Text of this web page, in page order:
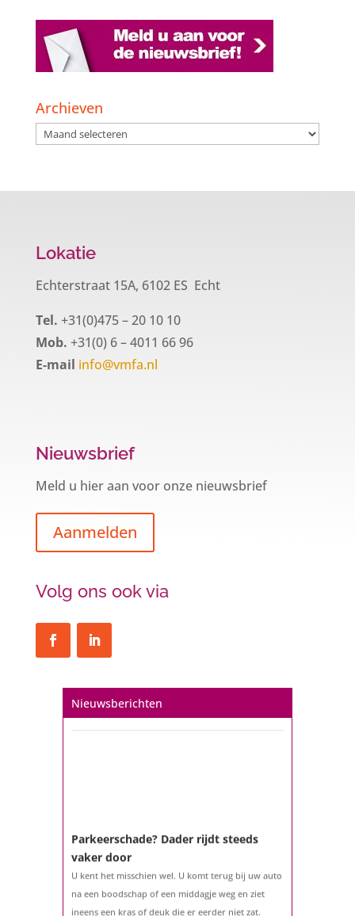
Archieven
Archieven
Lokatie
Echterstraat 15A, 6102 ES Echt
Tel. +31(0)475 – 20 10 10
Mob. +31(0) 6 – 4011 66 96
E-mail info@vmfa.nl
Nieuwsbrief
Meld u hier aan voor onze nieuwsbrief
Aanmelden
Volg ons ook via
Nieuwsberichten
ouder bent?...